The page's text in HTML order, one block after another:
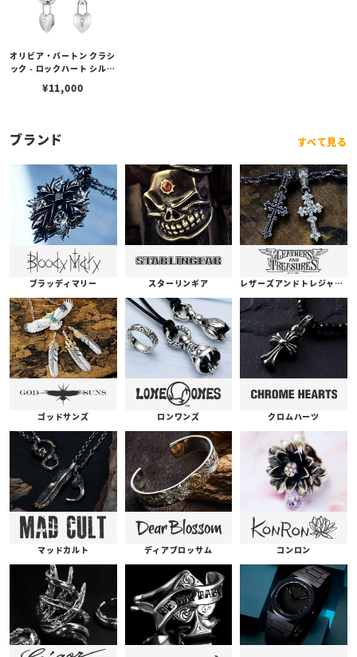
オリビア・バートン クラシ
ック - ロックハート シルバ
¥11,000
ブランド すべて見る
ブラッディマリー スターリンギア レザーズアンドトレジャーズ
ゴッドサンズ ロンワンズ クロムハーツ
マッドカルト ディアブロッサム コンロン